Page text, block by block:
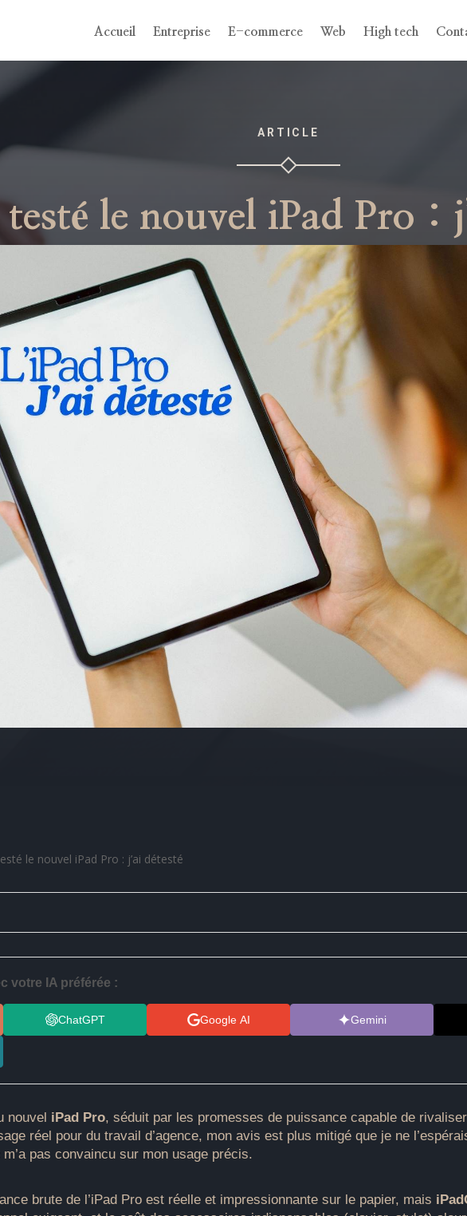
Accueil Entreprise E-commerce Web High tech
ARTICLE
testé le nouvel iPad Pro :
testé le nouvel iPad Pro : j’ai détesté
votre IA préférée :
ChatGPT Google AI Gemini
nouvel iPad Pro, séduit par les promesses de puissance capable de
réel pour du travail d’agence, mon avis est plus mitigé que je ne
pas convaincu sur mon usage précis.
brute de l’iPad Pro est réelle et impressionnante sur le papier, mais